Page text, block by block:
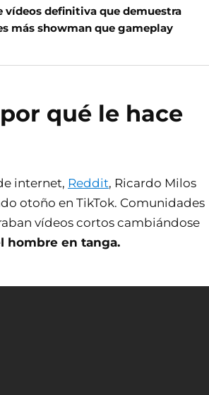
vídeos definitiva que demuestra
más showman que gameplay
qué le hace
internet, Reddit, Ricardo Milos
otoño en TikTok. Comunidades
vídeos cortos cambiándose
hombre en tanga.